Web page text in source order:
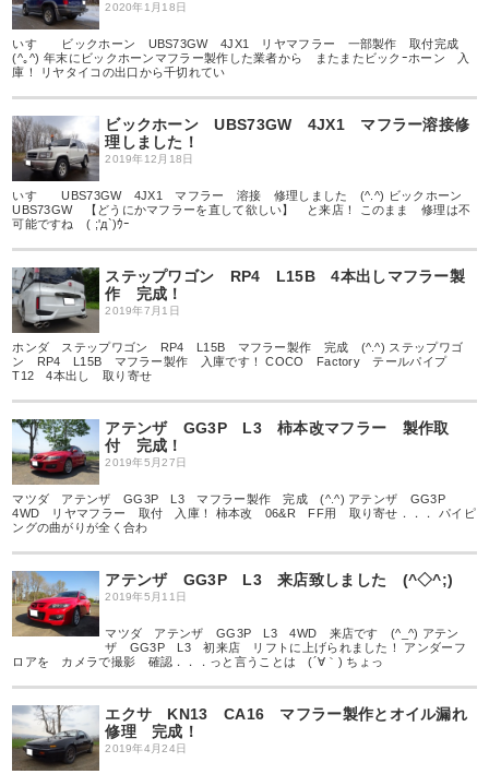
2020年1月18日
いすゞ ビックホーン UBS73GW 4JX1 リヤマフラー 一部製作 取付完成
(^｡^) 年末にビックホーンマフラー製作した業者から またまたビックｰホーン 入
庫！ リヤタイコの出口から千切れてい
ビックホーン UBS73GW 4JX1 マフラー溶接修
理しました！
2019年12月18日
いすゞ UBS73GW 4JX1 マフラー 溶接 修理しました (^.^) ビックホーン
UBS73GW 【どうにかマフラーを直して欲しい】 と来店！ このまま 修理は不
可能ですね ( ;'д`)ｳｰ
ステップワゴン RP4 L15B 4本出しマフラー製
作 完成！
2019年7月1日
ホンダ ステップワゴン RP4 L15B マフラー製作 完成 (^.^) ステップワゴ
ン RP4 L15B マフラー製作 入庫です！ COCO Factory テールパイプ
T12 4本出し 取り寄せ
アテンザ GG3P L3 柿本改マフラー 製作取
付 完成！
2019年5月27日
マツダ アテンザ GG3P L3 マフラー製作 完成 (^.^) アテンザ GG3P
4WD リヤマフラー 取付 入庫！ 柿本改 06&R FF用 取り寄せ．．． パイピ
ングの曲がりが全く合わ
アテンザ GG3P L3 来店致しました (^◇^;)
2019年5月11日
マツダ アテンザ GG3P L3 4WD 来店です (^_^) アテン
ザ GG3P L3 初来店 リフトに上げられました！ アンダーフ
ロアを カメラで撮影 確認．．．っと言うことは (´∀｀) ちょっ
エクサ KN13 CA16 マフラー製作とオイル漏れ
修理 完成！
2019年4月24日